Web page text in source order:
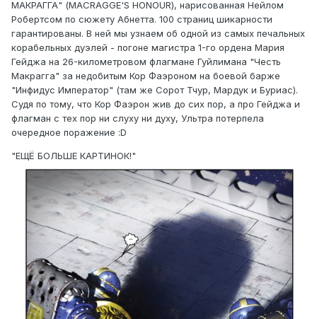
МАКРАГГА" (MACRAGGE'S HONOUR), нарисованная Нейлом
Робертсом по сюжету Абнетта. 100 страниц шикарности
гарантированы. В ней мы узнаем об одной из самых печальных
корабельных дуэлей - погоне магистра 1-го ордена Мария
Гейджа на 26-километровом флагмане Гуйлимана "Честь
Макрагга" за недобитым Кор Фаэроном на боевой барже
"Инфидус Император" (там же Сорот Тчур, Мардук и Буриас).
Судя по тому, что Кор Фаэрон жив до сих пор, а про Гейджа и
флагман с тех пор ни слуху ни духу, Ультра потерпела
очередное поражение :D
"ЕЩЁ БОЛЬШЕ КАРТИНОК!"